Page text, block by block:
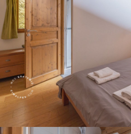
Vous attendez les chutes de neige
du soleil ? Vous snobez les pistes
grands espaces vierges de traces ?
ces adeptes du ski hors-piste.
mythiques où la poudreuse se mérite -